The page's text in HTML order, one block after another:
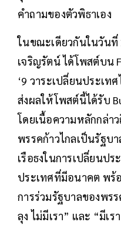
คำถามของตัวพิธาเอง
ในขณะเดียวกันในวันที่
เจริญรัตน์ ได้โพสต์บน
‘9 วาระเปลี่ยนประเท
ส่งผลให้โพสต์นี้ได้รับ
โดยเนื้อความหลักกล่าว
พรรคก้าวไกลเป็นรัฐบ
เรือธงในการเปลี่ยนป
ประเทศที่มีอนาคต พร้
การร่วมรัฐบาลของพร
ลุง ไม่มีเรา” และ “มีเร